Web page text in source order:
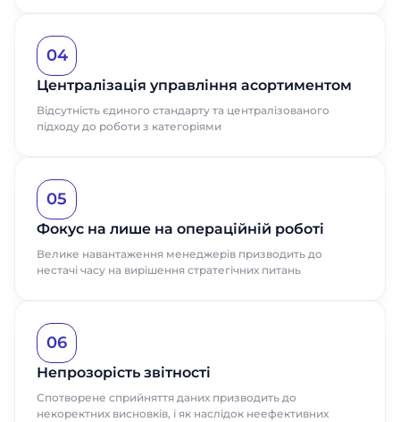
04
Централізація управління асортиментом
Відсутність єдиного стандарту та централізованого
підходу до роботи з категоріями
05
Фокус на лише на операційній роботі
Велике навантаження менеджерів призводить до
нестачі часу на вирішення стратегічних питань
06
Непрозорість звітності
Спотворене сприйняття даних призводить до
некоректних висновків, і як наслідок неефективних